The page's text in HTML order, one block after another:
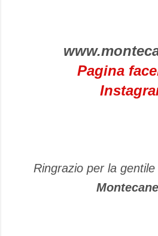
Pagina
Ringrazio per la